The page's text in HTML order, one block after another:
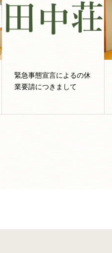
緊急事態宣言によるの休
業要請につきまして